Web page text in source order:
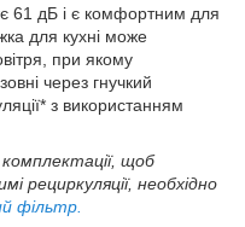
61 дБ і є комфортним для
для кухні може
при якому
через гнучкий
з використанням
щоб
рециркуляції, необхідно
фільтр.